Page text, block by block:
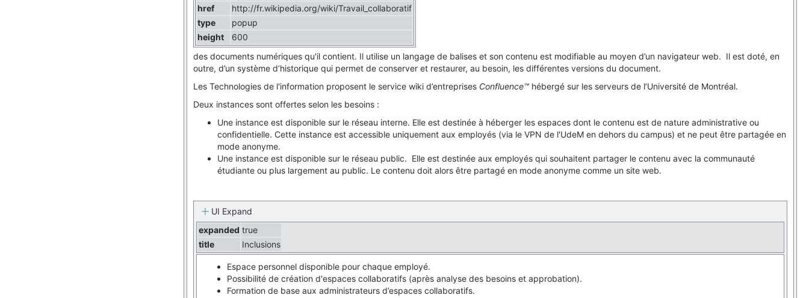
href
http://fr.wikipedia.org/wiki/Travail_collaboratif
type
popup
height
600
des documents numériques qu'il contient. Il utilise un langage de balises et son contenu est modifiable au moyen d’un navigateur web. Il est doté, en
outre, d’un système d’historique qui permet de conserver et restaurer, au besoin, les différentes versions du document.
Les Technologies de l'information proposent le service wiki d’entreprises Confluence™ hébergé sur les serveurs de l’Université de Montréal.
Deux instances sont offertes selon les besoins :
Une instance est disponible sur le réseau interne. Elle est destinée à héberger les espaces dont le contenu est de nature administrative ou
confidentielle. Cette instance est accessible uniquement aux employés (via le VPN de l'UdeM en dehors du campus) et ne peut être partagée en
mode anonyme.
Une instance est disponible sur le réseau public. Elle est destinée aux employés qui souhaitent partager le contenu avec la communauté
étudiante ou plus largement au public. Le contenu doit alors être partagé en mode anonyme comme un site web.
UI Expand
expanded true
title
Inclusions
Espace personnel disponible pour chaque employé.
Possibilité de création d'espaces collaboratifs (après analyse des besoins et approbation).
Formation de base aux administrateurs d’espaces collaboratifs.